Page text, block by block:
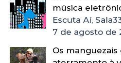
música
Escuta Aí,
7 de agosto de
Os manguezais